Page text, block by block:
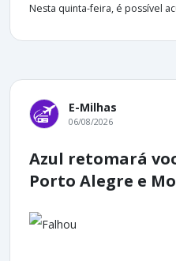
Nesta quinta-feira, é possível
E-Milhas
06/08/2026
Azul retomará
Porto Alegre e